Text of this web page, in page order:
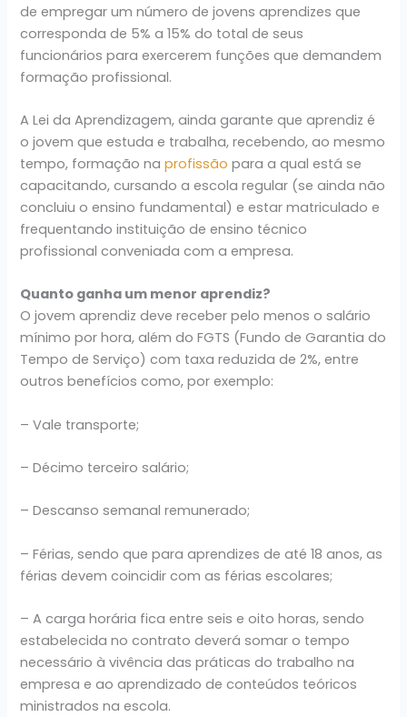
de empregar um número de jovens aprendizes que
corresponda de 5% a 15% do total de seus
funcionários para exercerem funções que demandem
formação profissional.
A Lei da Aprendizagem, ainda garante que aprendiz é
o jovem que estuda e trabalha, recebendo, ao mesmo
tempo, formação naprofissão para a qual está se
capacitando, cursando a escola regular (se ainda não
concluiu o ensino fundamental) e estar matriculado e
frequentando instituição de ensino técnico
profissional conveniada com a empresa.
Quanto ganha um menor aprendiz?
O jovem aprendiz deve receber pelo menos o salário
mínimo por hora, além do FGTS (Fundo de Garantia do
Tempo de Serviço) com taxa reduzida de 2%, entre
outros benefícios como, por exemplo:
– Vale transporte;
– Décimo terceiro salário;
– Descanso semanal remunerado;
– Férias, sendo que para aprendizes de até 18 anos, as
férias devem coincidir com as férias escolares;
– A carga horária fica entre seis e oito horas, sendo
estabelecida no contrato deverá somar o tempo
necessário à vivência das práticas do trabalho na
empresa e ao aprendizado de conteúdos teóricos
ministrados na escola.